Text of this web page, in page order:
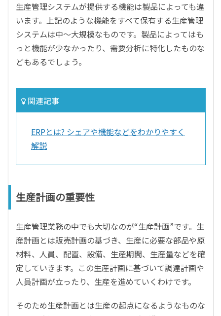
生産管理システムが提供する機能は製品によっても違
います。上記のような機能をすべて保有する生産管理
システムは中～大規模なものです。製品によってはも
っと機能が少なかったり、需要分析に特化したものな
どもあるでしょう。
関連記事
ERPとは? シェアや機能などをわかりやすく
解説
生産計画の重要性
生産管理業務の中でも大切なのが“生産計画”です。生
産計画とは販売計画の基づき、生産に必要な部品や原
材料、人員、配置、設備、生産期間、生産量などを確
定していきます。この生産計画に基づいて調達計画や
人員計画が立ったり、生産を進めていくわけです。
そのため生産計画とは生産の起点になるようなものな